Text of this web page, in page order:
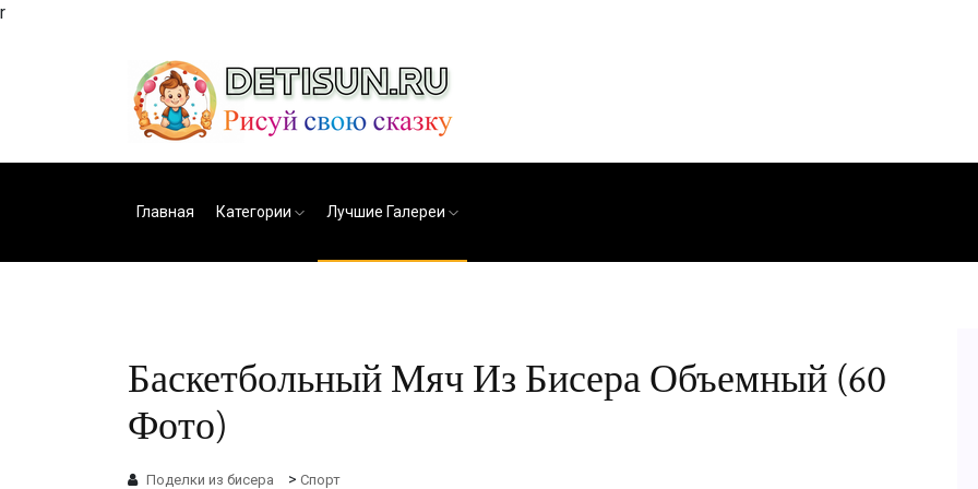
r
Главная Категории Лучшие Галереи
Баскетбольный Мяч Из Бисера Объемный (60
Фото)
Поделки из бисера > Спорт